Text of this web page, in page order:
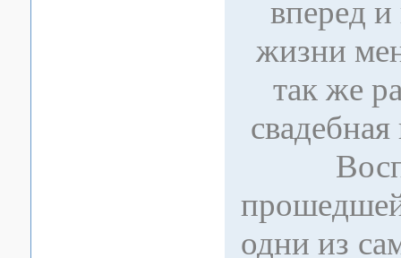
вперед
жизни
так же
одни из